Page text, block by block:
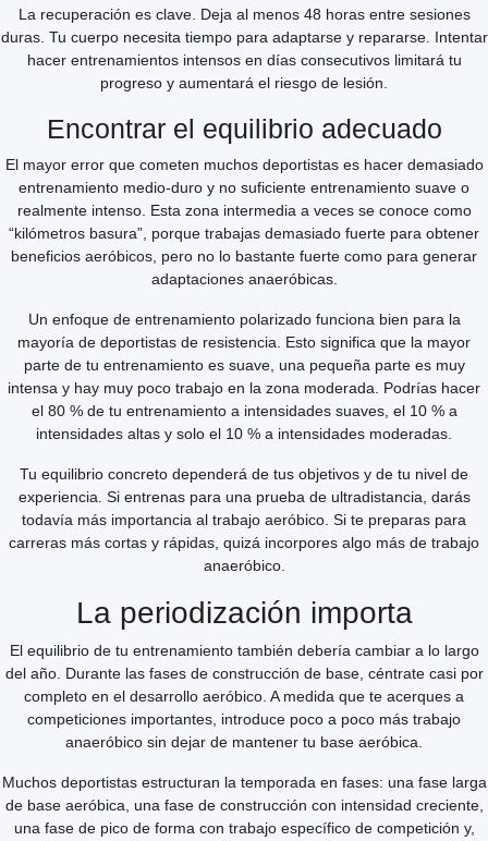
La recuperación es clave. Deja al menos 48 horas entre sesiones
duras. Tu cuerpo necesita tiempo para adaptarse y repararse. Intentar
hacer entrenamientos intensos en días consecutivos limitará tu
progreso y aumentará el riesgo de lesión.
Encontrar el equilibrio adecuado
El mayor error que cometen muchos deportistas es hacer demasiado
entrenamiento medio-duro y no suficiente entrenamiento suave o
realmente intenso. Esta zona intermedia a veces se conoce como
“kilómetros basura”, porque trabajas demasiado fuerte para obtener
beneficios aeróbicos, pero no lo bastante fuerte como para generar
adaptaciones anaeróbicas.
Un enfoque de entrenamiento polarizado funciona bien para la
mayoría de deportistas de resistencia. Esto significa que la mayor
parte de tu entrenamiento es suave, una pequeña parte es muy
intensa y hay muy poco trabajo en la zona moderada. Podrías hacer
el 80 % de tu entrenamiento a intensidades suaves, el 10 % a
intensidades altas y solo el 10 % a intensidades moderadas.
Tu equilibrio concreto dependerá de tus objetivos y de tu nivel de
experiencia. Si entrenas para una prueba de ultradistancia, darás
todavía más importancia al trabajo aeróbico. Si te preparas para
carreras más cortas y rápidas, quizá incorpores algo más de trabajo
anaeróbico.
La periodización importa
El equilibrio de tu entrenamiento también debería cambiar a lo largo
del año. Durante las fases de construcción de base, céntrate casi por
completo en el desarrollo aeróbico. A medida que te acerques a
competiciones importantes, introduce poco a poco más trabajo
anaeróbico sin dejar de mantener tu base aeróbica.
Muchos deportistas estructuran la temporada en fases: una fase larga
de base aeróbica, una fase de construcción con intensidad creciente,
una fase de pico de forma con trabajo específico de competición y,